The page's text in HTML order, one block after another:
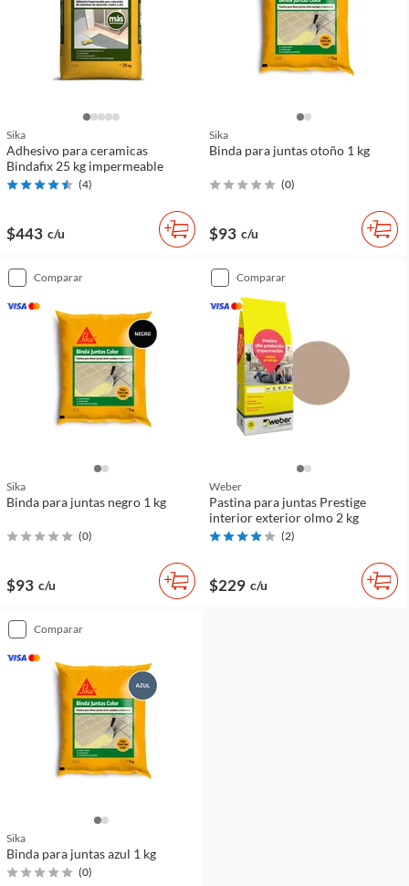
Sika
Adhesivo para ceramicas
Bindafix 25 kg impermeable
(4)
$443 c/u
Sika
Binda para juntas otoño 1 kg
(0)
$93 c/u
comparar
Sika
Binda para juntas negro 1 kg
(0)
$93 c/u
comparar
Weber
Pastina para juntas Prestige
interior exterior olmo 2 kg
(2)
$229 c/u
comparar
Sika
Binda para juntas azul 1 kg
(0)